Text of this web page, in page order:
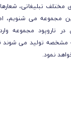
مختلف تبلیغاتی،
مجموعه می شنویم،
در تاروپود مجموعه
تولید می شوند
نمود.